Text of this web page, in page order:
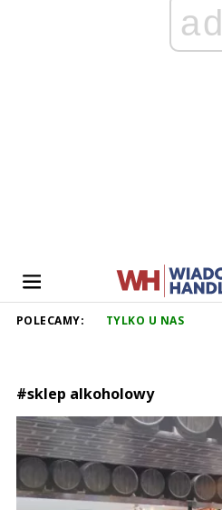
ad
POLECAMY: TYLKO U NAS
#sklep alkoholowy